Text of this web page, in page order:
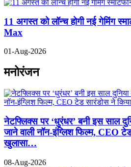
11 अगस्त को लॉन्च होगी नई गेमिंग
Max
01-Aug-2026
मनोरंजन
नेटफ्लिक्स पर ‘धुरंधर’ बनी इस साल
जाने वाली नॉन-इंग्लिश फिल्म, CEO
खुलासा…
08-Aug-2026